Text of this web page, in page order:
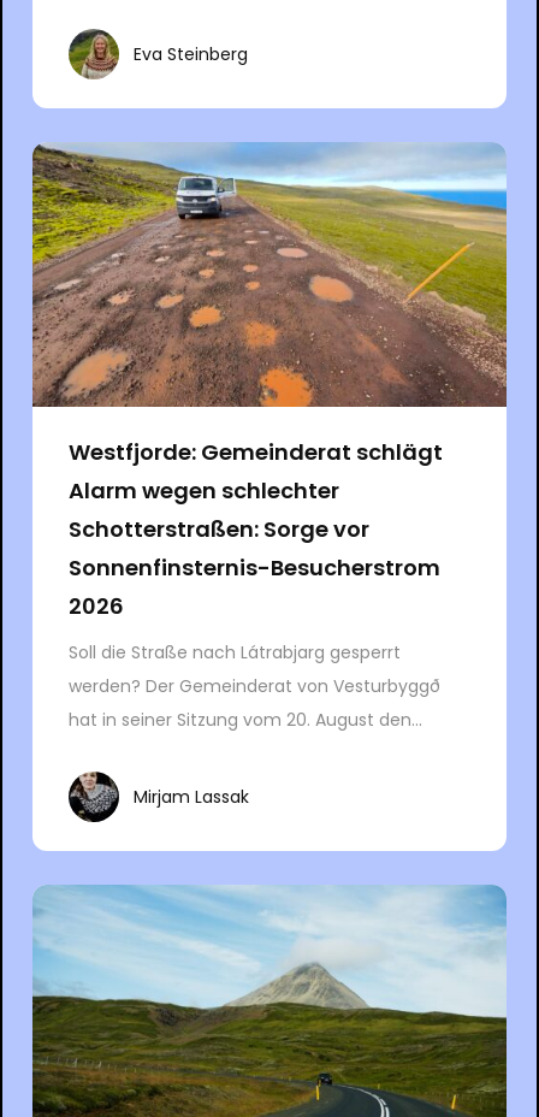
Eva Steinberg
Westfjorde: Gemeinderat schlägt
Alarm wegen schlechter
Schotterstraßen: Sorge vor
Sonnenfinsternis-Besucherstrom
2026
Soll die Straße nach Látrabjarg gesperrt
werden? Der Gemeinderat von Vesturbyggð
hat in seiner Sitzung vom 20. August den...
Mirjam Lassak